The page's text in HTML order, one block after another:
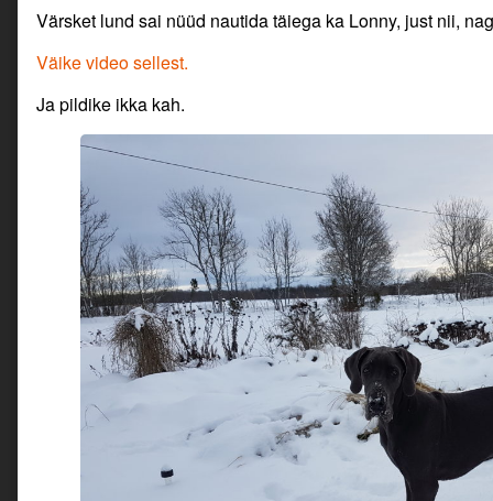
Värsket lund sai nüüd nautida täiega ka Lonny, just nii,
Väike video sellest.
Ja pildike ikka kah.